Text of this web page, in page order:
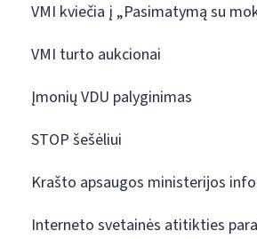
VMI kviečia į „Pasimatymą su
VMI turto aukcionai
Įmonių VDU palyginimas
STOP šešėliui
Krašto apsaugos ministerijos
Interneto svetainės atitikties